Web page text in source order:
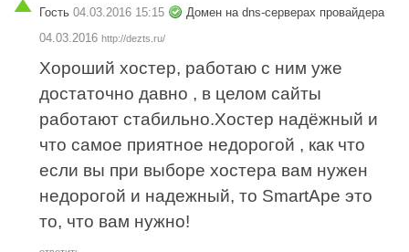
Гость 04.03.2016 15:15
Домен на dns-серверах провайдера
04.03.2016 http://dezts.ru/
Хороший хостер, работаю с ним уже
достаточно давно , в целом сайты
работают стабильно.Хостер надёжный и
что самое приятное недорогой , как что
если вы при выборе хостера вам нужен
недорогой и надежный, то SmartApe это
то, что вам нужно!